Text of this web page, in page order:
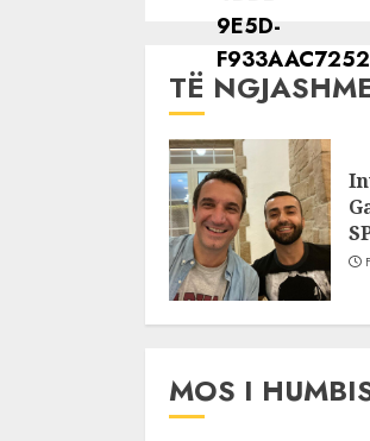
TË
MOS I